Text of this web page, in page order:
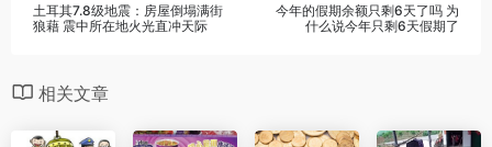
土耳其7.8级地震：房屋倒塌满街
狼藉 震中所在地火光直冲天际
今年的假期余额只剩6天了吗 为
什么说今年只剩6天假期了
相关文章